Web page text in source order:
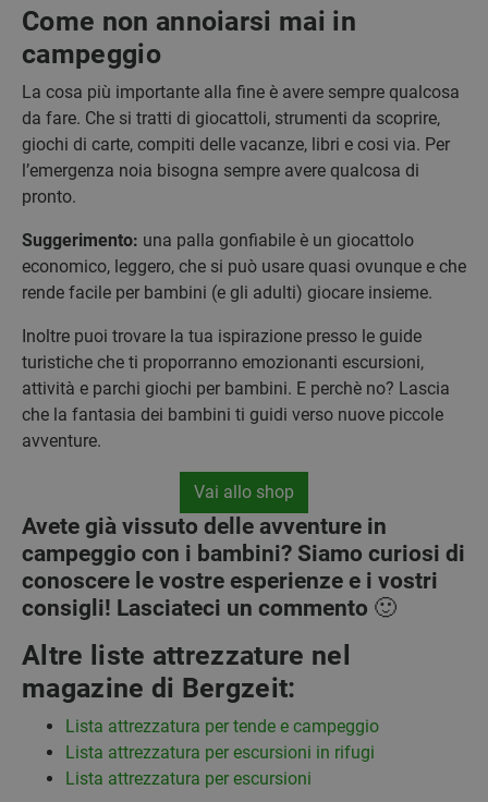
Come non annoiarsi mai in
campeggio
La cosa più importante alla fine è avere sempre qualcosa
da fare. Che si tratti di giocattoli, strumenti da scoprire,
giochi di carte, compiti delle vacanze, libri e cosi via. Per
l’emergenza noia bisogna sempre avere qualcosa di
pronto.
Suggerimento: una palla gonfiabile è un giocattolo
economico, leggero, che si può usare quasi ovunque e che
rende facile per bambini (e gli adulti) giocare insieme.
Inoltre puoi trovare la tua ispirazione presso le guide
turistiche che ti proporranno emozionanti escursioni,
attività e parchi giochi per bambini. E perchè no? Lascia
che la fantasia dei bambini ti guidi verso nuove piccole
avventure.
Vai allo shop
Avete già vissuto delle avventure in
campeggio con i bambini? Siamo curiosi di
conoscere le vostre esperienze e i vostri
consigli! Lasciateci un commento 🙂
Altre liste attrezzature nel
magazine di Bergzeit:
Lista attrezzatura per tende e campeggio
Lista attrezzatura per escursioni in rifugi
Lista attrezzatura per escursioni